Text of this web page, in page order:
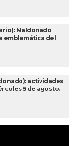
Maldonado
emblemática del
actividades
5 de agosto.